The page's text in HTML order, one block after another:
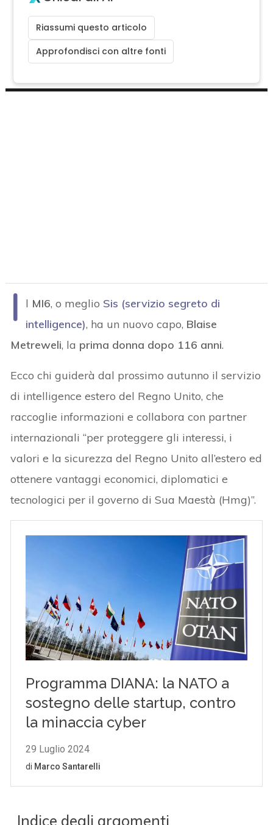
Riassumi questo articolo
Approfondisci con altre fonti
I l MI6, o meglio Sis (servizio segreto di
intelligence), ha un nuovo capo, Blaise
Metreweli, la prima donna dopo 116 anni.
Ecco chi guiderà dal prossimo autunno il servizio
di intelligence estero del Regno Unito, che
raccoglie informazioni e collabora con partner
internazionali “per proteggere gli interessi, i
valori e la sicurezza del Regno Unito all’estero ed
ottenere vantaggi economici, diplomatici e
tecnologici per il governo di Sua Maestà (Hmg)”.
Indice degli argomenti